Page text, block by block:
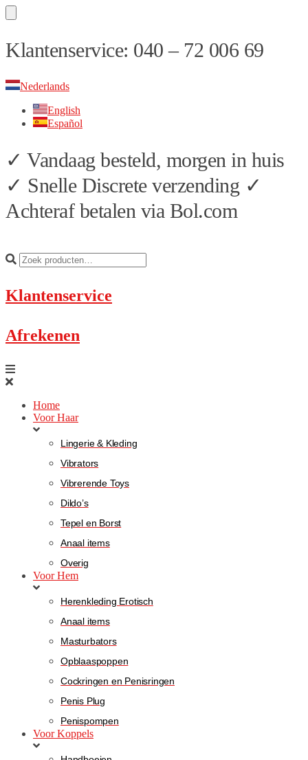
Skip
to
Skip
to
Klantenservice: 040 – 72 006 69
Nederlands
English
Español
✓ Vandaag besteld, morgen in huis
✓ Snelle Discrete verzending ✓
Achteraf betalen via Bol.com
Klantenservice
Afrekenen
Home
Voor Haar
Lingerie & Kleding
Vibrators
Vibrerende Toys
Dildo’s
Tepel en Borst
Anaal items
Overig
Voor Hem
Herenkleding Erotisch
Anaal items
Masturbators
Opblaaspoppen
Cockringen en Penisringen
Penis Plug
Penispompen
Voor Koppels